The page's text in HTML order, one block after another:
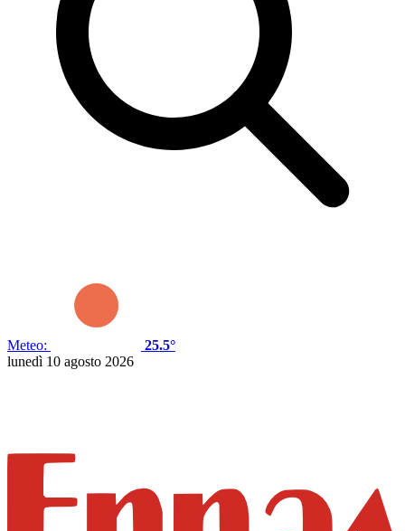
Meteo:
25.5°
lunedì 10 agosto 2026